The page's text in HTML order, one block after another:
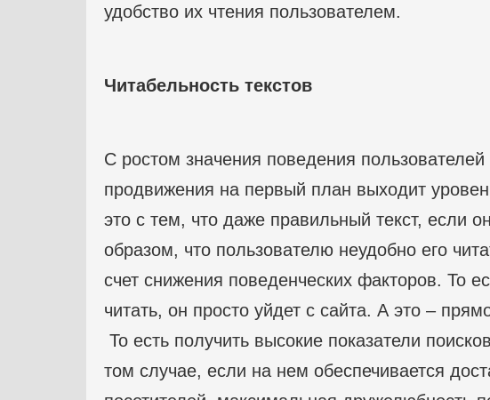
удобство их чтения пользователем.
Читабельность текстов
С ростом значения поведения
продвижения на первый план выходит
это с тем, что даже правильный текст, если
образом, что пользователю неудобно его
счет снижения поведенческих факторов. То
читать, он просто уйдет с сайта. А это –
То есть получить высокие показатели
том случае, если на нем обеспечивается